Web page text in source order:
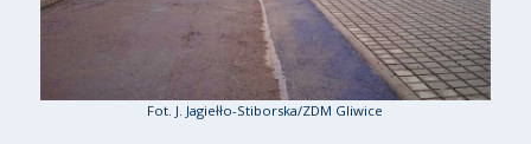
Fot. J. Jagiełło-Stiborska/ZDM Gliwice